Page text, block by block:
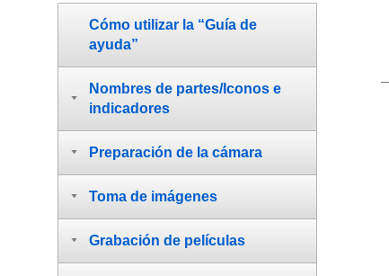
Cómo utilizar la “Guía de
ayuda”
Nombres de partes/Iconos e
indicadores
Preparación de la cámara
Toma de imágenes
Grabación de películas